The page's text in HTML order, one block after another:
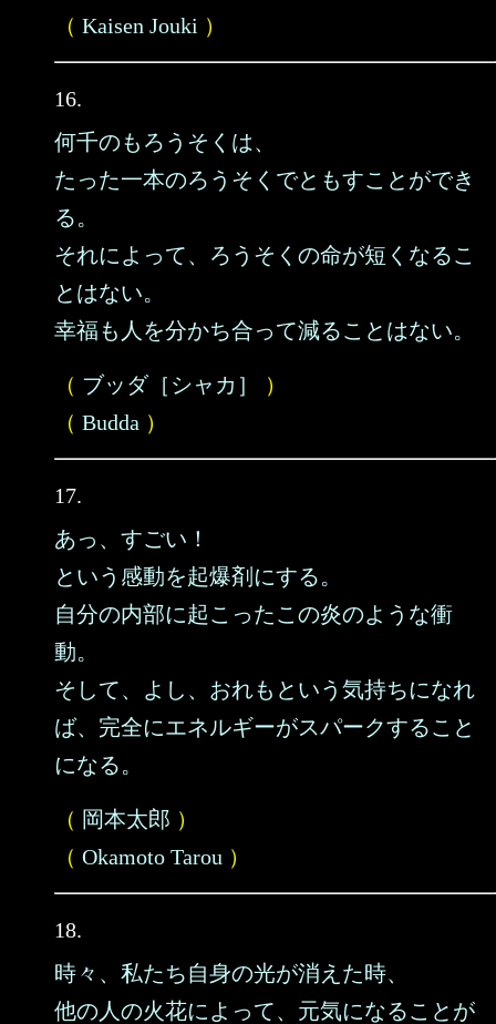
（ Kaisen Jouki ）
16.
何千のもろうそくは、
たった一本のろうそくでともすことができ
る。
それによって、ろうそくの命が短くなるこ
とはない。
幸福も人を分かち合って減ることはない。
（ ブッダ［シャカ］
）
（ Budda ）
17.
あっ、すごい！
という感動を起爆剤にする。
自分の内部に起こったこの炎のような衝
動。
そして、よし、おれもという気持ちになれ
ば、完全にエネルギーがスパークすること
になる。
（ 岡本太郎 ）
（ Okamoto Tarou ）
18.
時々、私たち自身の光が消えた時、
他の人の火花によって、元気になることが